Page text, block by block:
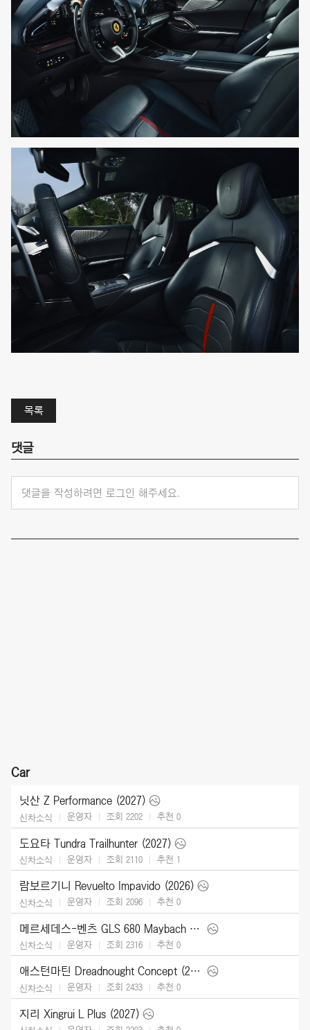
목록
댓글
댓글을 작성하려면 로그인 해주세요.
Car
닛산 Z Performance (2027)
신차소식 운영자 조회 2202 추천 0
도요타 Tundra Trailhunter (2027)
신차소식 운영자 조회 2110 추천 1
람보르기니 Revuelto Impavido (2026)
신차소식 운영자 조회 2096 추천 0
메르세데스-벤츠 GLS 680 Maybach (2027)
신차소식 운영자 조회 2316 추천 0
애스턴마틴 Dreadnought Concept (2026)
신차소식 운영자 조회 2433 추천 0
지리 Xingrui L Plus (2027)